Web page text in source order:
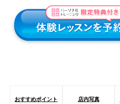
おすすめポイント 店内写真